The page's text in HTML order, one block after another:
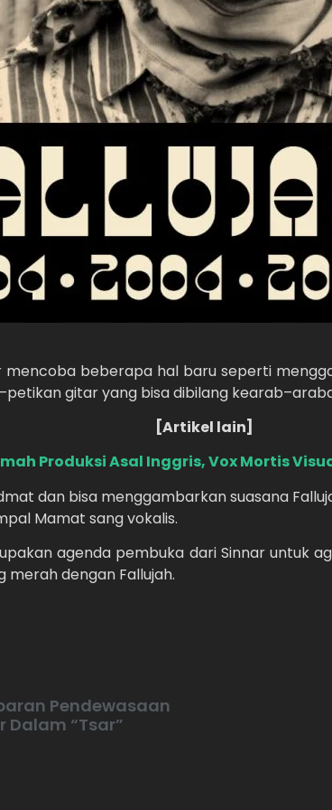
mencoba beberapa hal baru seperti
gitar yang bisa dibilang
[Artikel lain]
Produksi Asal Inggris, Vox Mortis
dan bisa menggambarkan suasana
Mamat sang vokalis.
agenda pembuka dari Sinnar untuk
merah dengan Fallujah.
Pendewasaan
Dalam “Tsar”